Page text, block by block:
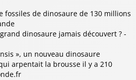
fossiles de dinosaure de 130 millions
dinosaure jamais découvert ? -
», un nouveau dinosaure
arpentait la brousse il y a 210